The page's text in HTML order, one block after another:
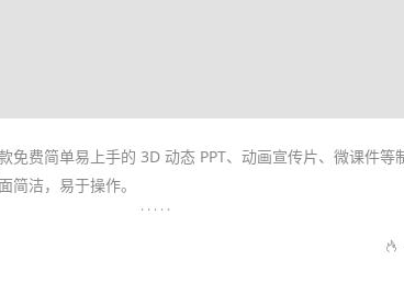
免费简单易上手的 3D 动态 PPT、动画宣传片、微课件等
简洁，易于操作。
大上的 PPT 演示，让枯燥的演示文档变成动画，看起来
可用于制作宣传动画视频、微课件、产品介绍、纪念册、
. . . . .